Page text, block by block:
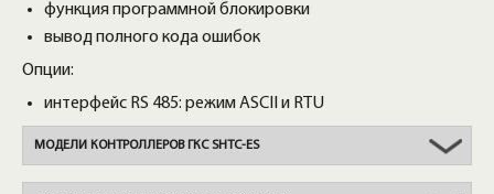
МОДЕЛИ КОНТРОЛЛЕРОВ ГКС SHTC-ES
функция программной блокировки
вывод полного кода ошибок
Опции:
интерфейс RS 485: режим ASCII и RTU